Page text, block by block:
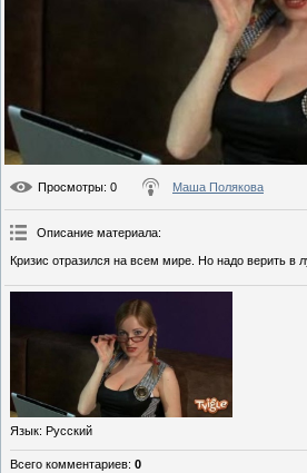
Просмотры: 0 Маша Полякова
Описание материала:
Кризис отразился на всем мире. Но надо верить в
Язык: Русский
Всего комментариев: 0